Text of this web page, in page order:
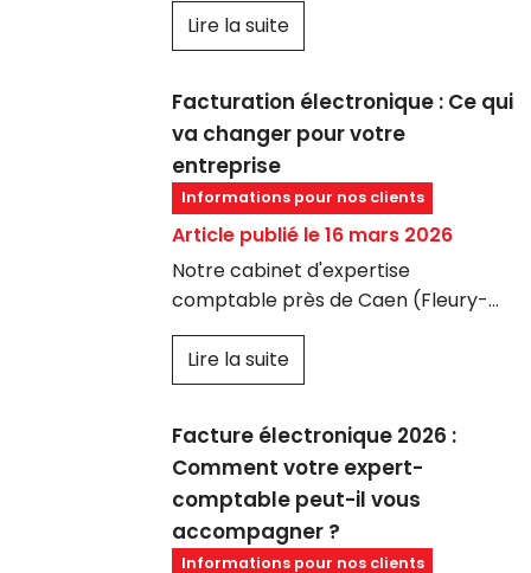
Lire la suite
Facturation électronique : Ce qui
va changer pour votre
entreprise
Informations pour nos clients
Article publié le 16 mars 2026
Notre cabinet d'expertise
comptable près de Caen (Fleury-
sur-Orne), vous informe que :
La réforme de la facturation
électronique s’impose aux
entreprises françaises dès le
septembre 2026.
Lire la suite
Facture électronique 2026 :
Comment votre expert-
comptable peut-il vous
accompagner ?
Informations pour nos clients